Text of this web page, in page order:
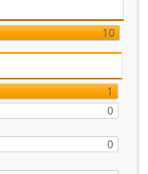
10
1
0
0